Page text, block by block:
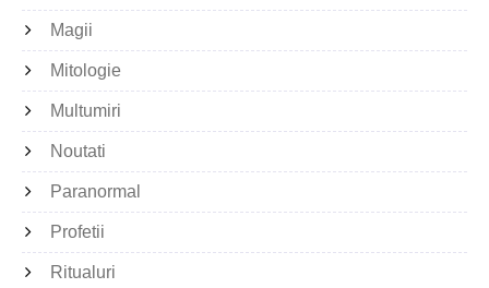
Magii
Mitologie
Multumiri
Noutati
Paranormal
Profetii
Ritualuri